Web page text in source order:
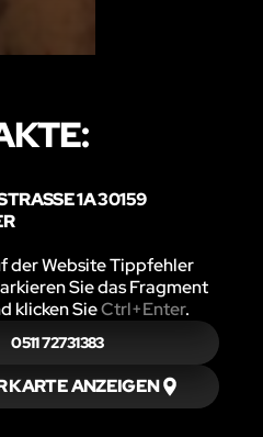
1A 30159 H
der Website Tippfehler
Sie das Fragment
klicken SieCtrl+Enter.
0511 72731383
KARTE ANZEIGEN